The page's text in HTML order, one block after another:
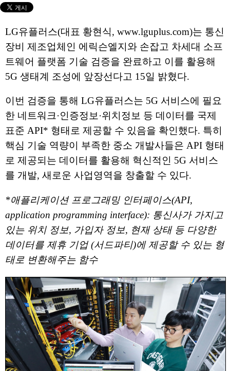
LG유플러스(대표 황현식, www.lguplus.com)는 통신
장비 제조업체인 에릭슨엘지와 손잡고 차세대 소프
트웨어 플랫폼 기술 검증을 완료하고 이를 활용해
5G 생태계 조성에 앞장선다고 15일 밝혔다.
이번 검증을 통해 LG유플러스는 5G 서비스에 필요
한 네트워크·인증정보·위치정보 등 데이터를 국제
표준 API* 형태로 제공할 수 있음을 확인했다. 특히
핵심 기술 역량이 부족한 중소 개발사들은 API 형태
로 제공되는 데이터를 활용해 혁신적인 5G 서비스
를 개발, 새로운 사업영역을 창출할 수 있다.
*애플리케이션 프로그래밍 인터페이스(API,
application programming interface): 통신사가 가지고
있는 위치 정보, 가입자 정보, 현재 상태 등 다양한
데이터를 제휴 기업 (서드파티)에 제공할 수 있는 형
태로 변환해주는 함수